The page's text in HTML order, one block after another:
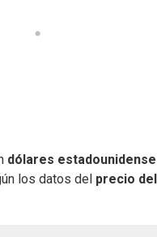
dólares
los datos del precio